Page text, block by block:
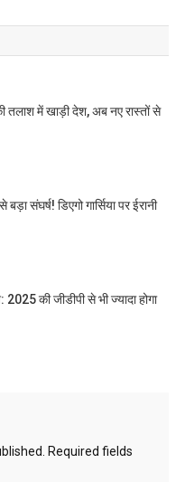
तलाश में खाड़ी देश, अब नए रास्तों से
संघर्ष! डिएगो गार्सिया पर ईरानी
2025 की जीडीपी से भी ज्यादा होगा
Required fields